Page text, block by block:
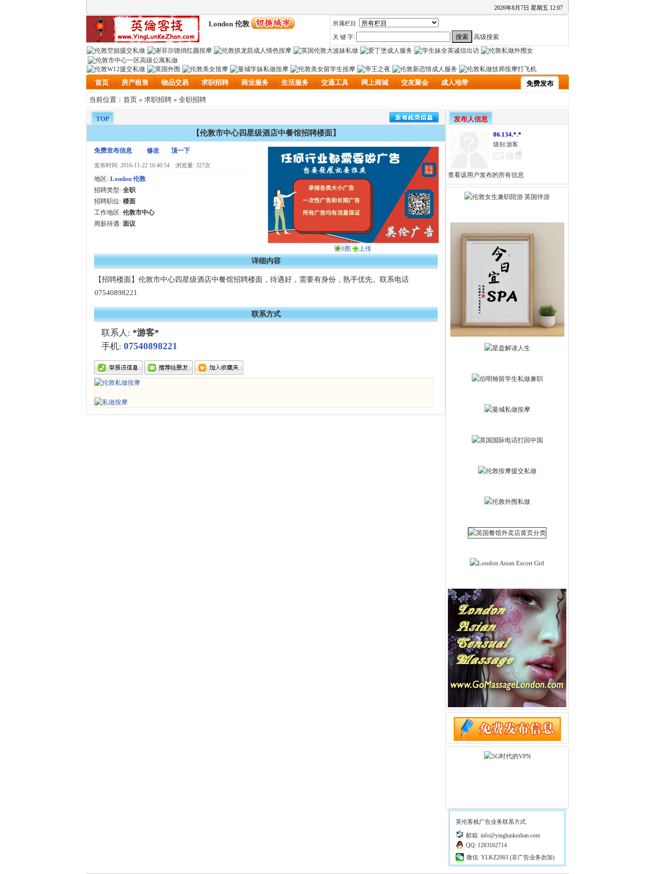
2026年8月 7日 星期五 12:07
London 伦敦
所属栏目:
关 键 字:
高级搜索
首页 房产租售 物品交易 求职招聘 商业服务 生活服务 交通工具 网上商城 交友聚会 成人地带 免费发布
当前位置： 首页 » 求职招聘 » 全职招聘
TOP
【伦敦市中心四星级酒店中餐馆招聘楼面】
免费发布信息 修改 顶一下
发布时间: 2016-11-22 16:40:54 浏览量: 327次
地区: London 伦敦
招聘类型: 全职
招聘职位: 楼面
工作地区: 伦敦市中心
周薪待遇: 面议
0图 上传
详细内容
【招聘楼面】伦敦市中心四星级酒店中餐馆招聘楼面，待遇好，需要有身份，熟手优先。联系电话
07540898221
联系方式
联系人: *游客*
手机: 07540898221
发布人信息
86.134.*.*
级别:游客
查看该用户发布的所有信息
英伦客栈广告业务联系方式
邮箱: info@yinglunkezhan.com
QQ: 1283162714
微信: YLKZ2003 (非广告业务勿加)